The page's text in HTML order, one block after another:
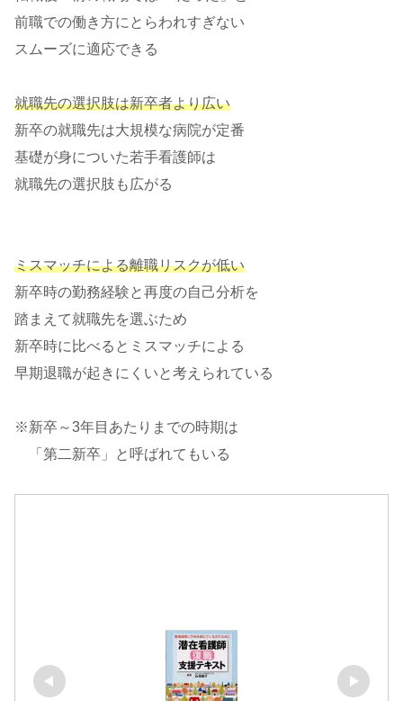
前職での働き方にとらわれすぎない
スムーズに適応できる
就職先の選択肢は新卒者より広い
新卒の就職先は大規模な病院が定番
基礎が身についた若手看護師は
就職先の選択肢も広がる
ミスマッチによる離職リスクが低い
新卒時の勤務経験と再度の自己分析を
踏まえて就職先を選ぶため
新卒時に比べるとミスマッチによる
早期退職が起きにくいと考えられている
※新卒～3年目あたりまでの時期は
「第二新卒」と呼ばれてもいる